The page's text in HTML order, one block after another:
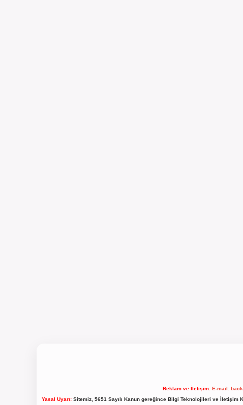
Reklam ve İletişim: E-mail:
Yasal Uyarı:Sitemiz, 5651 Sayılı Kanun gereğince Bilgi Teknolojileri ve İletişim